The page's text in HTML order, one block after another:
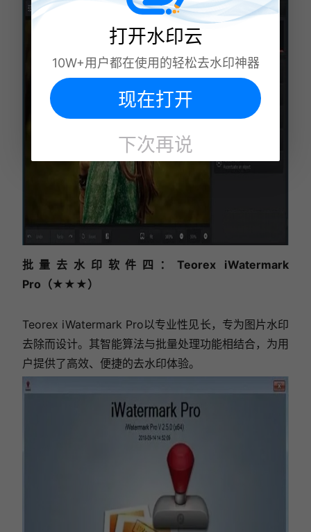
批量去水印软件四：Teorex iWatermark
Pro（★★★）
Teorex iWatermark Pro以专业性见长，专为图片水印
去除而设计。其智能算法与批量处理功能相结合，为用
户提供了高效、便捷的去水印体验。
打开水印云
10W+用户都在使用的轻松去水印神器
现在打开
下次再说